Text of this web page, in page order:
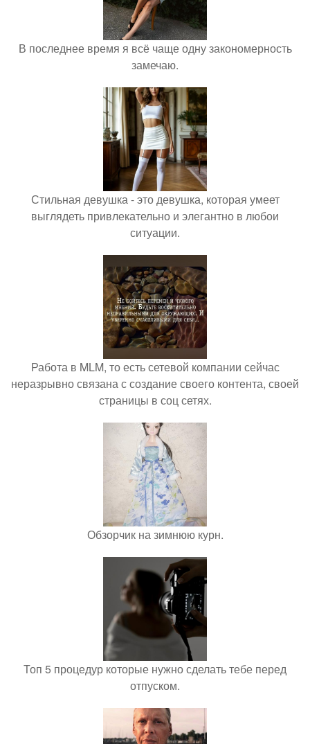
В последнее время я всё чаще одну закономерность
замечаю.
Стильная девушка - это девушка, которая умеет
выглядеть привлекательно и элегантно в любои
ситуации.
Работа в MLM, то есть сетевой компании сейчас
неразрывно связана с создание своего контента, своей
страницы в соц сетях.
Обзорчик на зимнюю курн.
Топ 5 процедур которые нужно сделать тебе перед
отпуском.